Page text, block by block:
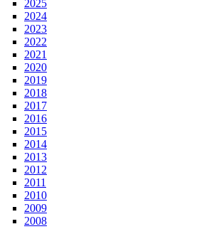
2025
2024
2023
2022
2021
2020
2019
2018
2017
2016
2015
2014
2013
2012
2011
2010
2009
2008